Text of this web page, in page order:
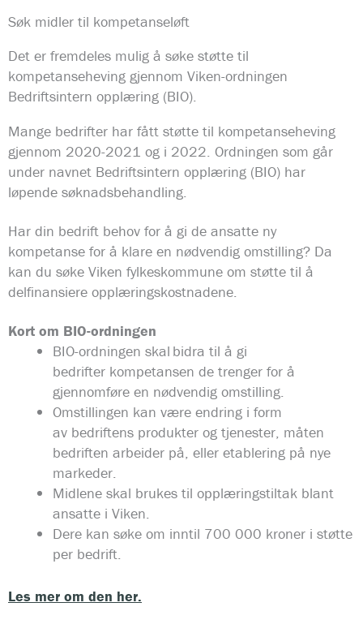
Søk midler til kompetanseløft
Det er fremdeles mulig å søke støtte til
kompetanseheving gjennom Viken-ordningen
Bedriftsintern opplæring (BIO).
Mange bedrifter har fått støtte til kompetanseheving
gjennom 2020-2021 og i 2022. Ordningen som går
under navnet Bedriftsintern opplæring (BIO) har
løpende søknadsbehandling.
Har din bedrift behov for å gi de ansatte ny
kompetanse for å klare en nødvendig omstilling? Da
kan du søke Viken fylkeskommune om støtte til å
delfinansiere opplæringskostnadene.
Kort om BIO-ordningen
BIO-ordningen skal bidra til å gi
bedrifter kompetansen de trenger for å
gjennomføre en nødvendig omstilling.
Omstillingen kan være endring i form
av bedriftens produkter og tjenester, måten
bedriften arbeider på, eller etablering på nye
markeder.
Midlene skal brukes til opplæringstiltak blant
ansatte i Viken.
Dere kan søke om inntil 700 000 kroner i støtte
per bedrift.
Les mer om den her.